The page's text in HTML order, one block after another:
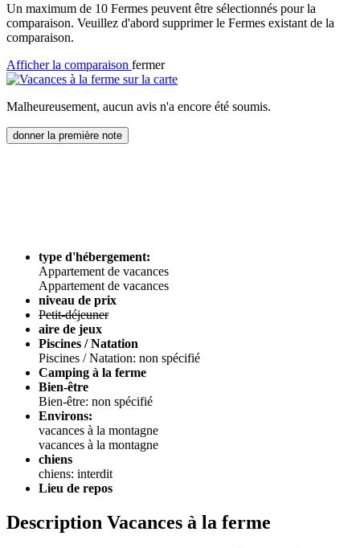
Un maximum de 10 Fermes peuvent être sélectionnés pour la
comparaison. Veuillez d'abord supprimer le Fermes existant de la
comparaison.
Afficher la comparaison fermer
Malheureusement, aucun avis n'a encore été soumis.
donner la première note
type d'hébergement:
Appartement de vacances
Appartement de vacances
niveau de prix
Petit-déjeuner
aire de jeux
Piscines / Natation
Piscines / Natation: non spécifié
Camping à la ferme
Bien-être
Bien-être: non spécifié
Environs:
vacances à la montagne
vacances à la montagne
chiens
chiens: interdit
Lieu de repos
Description Vacances à la ferme